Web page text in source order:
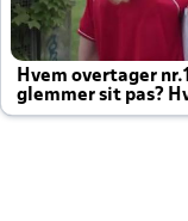
Hvem overtager
glemmer sit pas?
altid til efter